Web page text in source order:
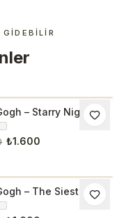
– Starry Night
Rhone Tablo
₺1.600
– The Siesta